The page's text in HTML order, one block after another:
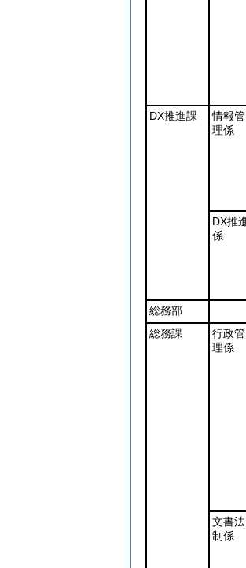
DX推進課
情報管
理係
DX推
係
総務部
総務課
行政管
理係
文書法
制係